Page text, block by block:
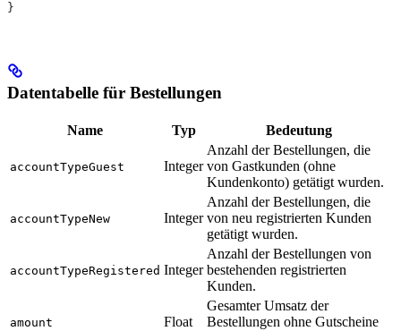
}
Datentabelle für Bestellungen
Name Typ Bedeutung
accountTypeGuest Integer
Anzahl der Bestellungen, die
von Gastkunden (ohne
Kundenkonto) getätigt wurden.
accountTypeNew Integer
Anzahl der Bestellungen, die
von neu registrierten Kunden
getätigt wurden.
accountTypeRegistered Integer
Anzahl der Bestellungen von
bestehenden registrierten
Kunden.
amount Float
Gesamter Umsatz der
Bestellungen ohne Gutscheine